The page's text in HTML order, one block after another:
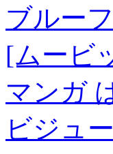
ブルー
[ムービ
マンガ
ビジュ